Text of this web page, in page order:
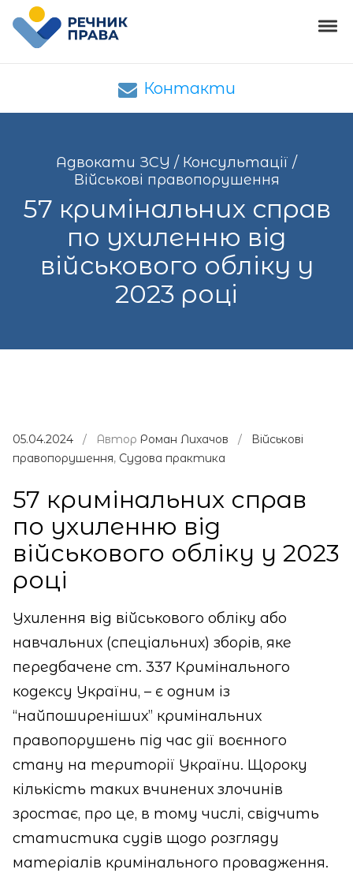
Skip to navigation
Skip to content
Адвокати ЗСУ
Контакти
57 кримінальних справ
по ухиленню від
військового обліку у
2023 році
Адвокати ЗСУ / Консультації /
Військові правопорушення
05.04.2024 / Автор Роман Лихачов /
Військові
правопорушення, Судова практика
57 кримінальних справ
по ухиленню від
військового обліку у 2023
році
Ухилення від військового обліку або
навчальних (спеціальних) зборів, яке
передбачене ст. 337 Кримінального
кодексу України, – є одним із
“найпоширеніших” кримінальних
правопорушень під час дії воєнного
стану на території України. Щороку
кількість таких вчинених злочинів
зростає, про це, в тому числі, свідчить
статистика судів щодо розгляду
матеріалів кримінального провадження.